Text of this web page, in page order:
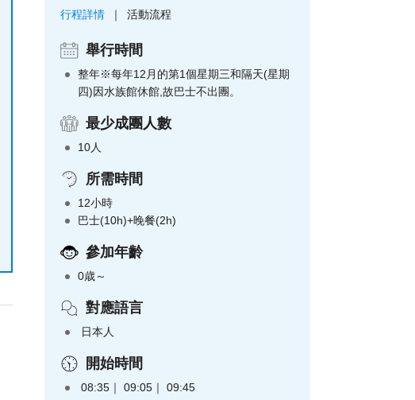
行程詳情 活動流程
舉行時間
整年※每年12月的第1個星期三和隔天(星期
四)因水族館休館,故巴士不出團。
最少成團人數
10人
所需時間
12小時
巴士(10h)+晚餐(2h)
參加年齡
0歳～
對應語言
日本人
開始時間
08:35 09:05 09:45